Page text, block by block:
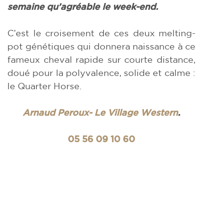
semaine qu’agréable le week-end.
C’est le croisement de ces deux melting-
pot génétiques qui donnera naissance à ce
fameux cheval rapide sur courte distance,
doué pour la polyvalence, solide et calme :
le Quarter Horse.
Arnaud Peroux- Le Village Western.
05 56 09 10 60